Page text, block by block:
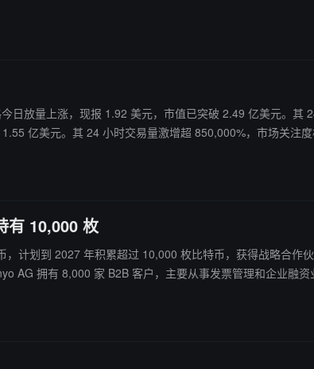
放量上涨，现报 1.92 美元，市值已突破 2.49 亿美元。其
有 10,000 枚
计划到 2027 年积累超过 10,000 枚比特币，获得战略合作
AG 拥有 8,000 家 B2B 客户，主要从事发票管理和企业融资